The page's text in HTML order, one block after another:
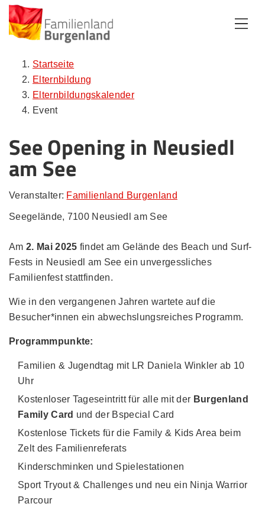
Startseite
Elternbildung
Elternbildungskalender
Event
See Opening in Neusiedl
am See
Veranstalter: Familienland Burgenland
Seegelände, 7100 Neusiedl am See
Am 2. Mai 2025 findet am Gelände des Beach und Surf-
Fests in Neusiedl am See ein unvergessliches
Familienfest stattfinden.
Wie in den vergangenen Jahren wartete auf die
Besucher*innen ein abwechslungsreiches Programm.
Programmpunkte:
Familien & Jugendtag mit LR Daniela Winkler ab 10
Uhr
Kostenloser Tageseintritt für alle mit der Burgenland
Family Card und der Bspecial Card
Kostenlose Tickets für die Family & Kids Area beim
Zelt des Familienreferats
Kinderschminken und Spielestationen
Sport Tryout & Challenges und neu ein Ninja Warrior
Parcour